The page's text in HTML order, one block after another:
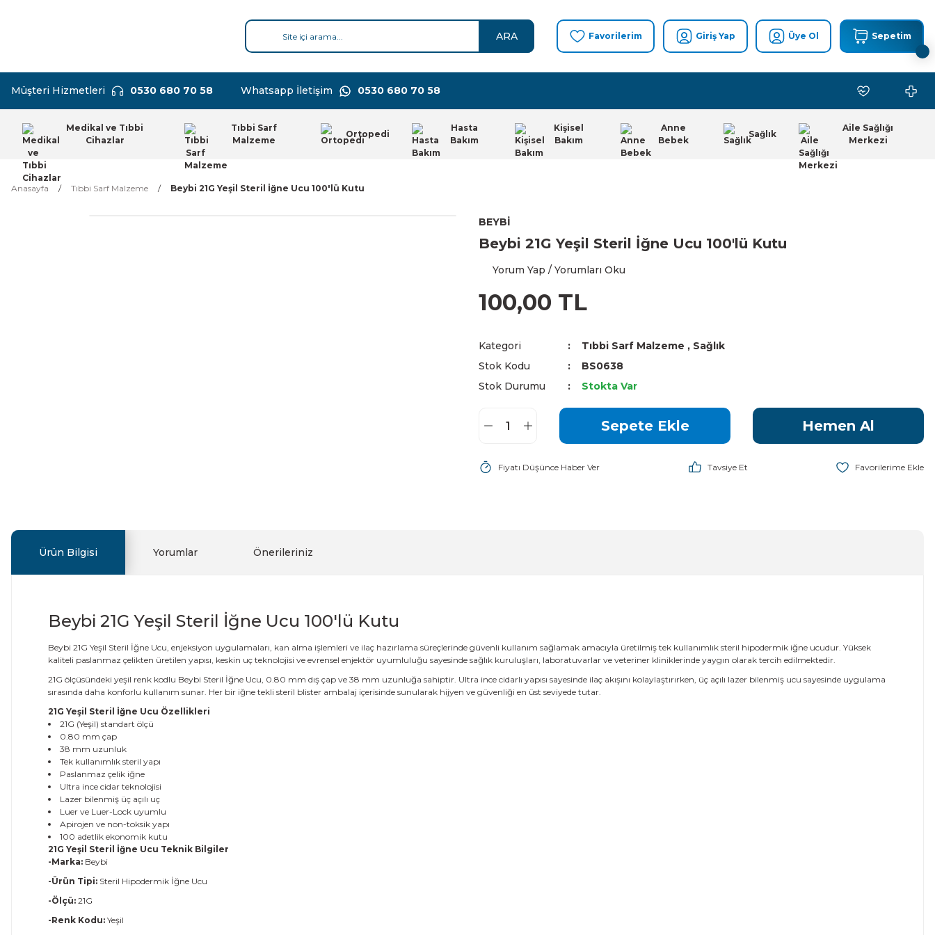
ARA Favorilerim Giriş Yap Üye Ol Sepetim
Müşteri Hizmetleri 0530 680 70 58 Whatsapp İletişim 0530 680 70 58
Medikal ve Tıbbi
Cihazlar
Tıbbi Sarf
Malzeme
Ortopedi
Hasta
Bakım
Kişisel
Bakım
Anne
Bebek
Sağlık
Aile Sağlığı
Merkezi
Anasayfa Tıbbi Sarf Malzeme Beybi 21G Yeşil Steril İğne Ucu 100'lü Kutu
BEYBİ
Beybi 21G Yeşil Steril İğne Ucu 100'lü Kutu
Yorum Yap / Yorumları Oku
100,00 TL
Kategori Tıbbi Sarf Malzeme , Sağlık
Stok Kodu
BS0638
Stok Durumu
Stokta Var
Sepete Ekle Hemen Al
Fiyatı Düşünce Haber Ver Tavsiye Et
Ürün Bilgisi Yorumlar Önerileriniz
Beybi 21G Yeşil Steril İğne Ucu 100'lü Kutu
Beybi 21G Yeşil Steril İğne Ucu, enjeksiyon uygulamaları, kan alma işlemleri ve ilaç hazırlama süreçlerinde güvenli kullanım sağlamak amacıyla üretilmiş tek kullanımlık steril hipodermik iğne ucudur. Yüksek
kaliteli paslanmaz çelikten üretilen yapısı, keskin uç teknolojisi ve evrensel enjektör uyumluluğu sayesinde sağlık kuruluşları, laboratuvarlar ve veteriner kliniklerinde yaygın olarak tercih edilmektedir.
21G ölçüsündeki yeşil renk kodlu Beybi Steril İğne Ucu, 0.80 mm dış çap ve 38 mm uzunluğa sahiptir. Ultra ince cidarlı yapısı sayesinde ilaç akışını kolaylaştırırken, üç açılı lazer bilenmiş ucu sayesinde uygulama
sırasında daha konforlu kullanım sunar. Her bir iğne tekli steril blister ambalaj içerisinde sunularak hijyen ve güvenliği en üst seviyede tutar.
21G Yeşil Steril İğne Ucu Özellikleri
21G (Yeşil) standart ölçü
0.80 mm çap
38 mm uzunluk
Tek kullanımlık steril yapı
Paslanmaz çelik iğne
Ultra ince cidar teknolojisi
Lazer bilenmiş üç açılı uç
Luer ve Luer-Lock uyumlu
Apirojen ve non-toksik yapı
100 adetlik ekonomik kutu
21G Yeşil Steril İğne Ucu Teknik Bilgiler
-Marka: Beybi
-Ürün Tipi: Steril Hipodermik İğne Ucu
-Ölçü: 21G
-Renk Kodu: Yeşil